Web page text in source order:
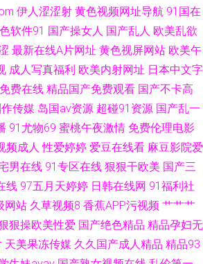
天堂自蔚 99爱在线视频观看 亚洲人人插 精品性
肏屄 91n香蕉社 蜜桃视频网在线观看 国产成人男
影视大全 国产乱子一二三区 91欧美性片 日韩新片
利小电影 欧美色图ts15p 阿v视频在线免费观看
伊人涩涩射 黄色视频网址导航 91国在
软件91 国产操女人 国产乱人 欧美乱欲
最新在线A片网址 黄色视屏网站 欧美午
成人写真福利 欧美内射网址 日本中文字
费在线 精品国产免费观看 国产不卡高
传媒 岛国av资源 超碰91资源 国产乱一
91尤物69 蜜桃午夜激情 免费伦理电影
频成人 性爱婷婷 爱豆在线看 麻豆影院爱
男在线 91专区在线 狠狠干欧美 国产三
线 97五月天婷婷 日韩在线网 91福利社
网站 久草视频8 香蕉APP污视频 艹艹艹
狠操欧美性爱 国产绝色精品 精品孕妇无
天美果冻传媒 久久国产成人精品 精品93